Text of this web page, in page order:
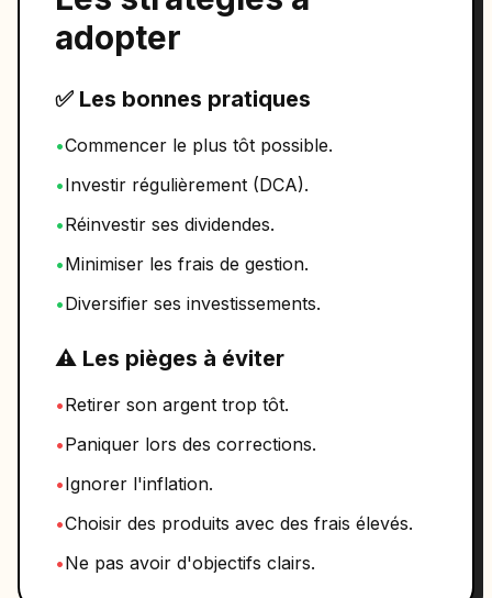
adopter
✅ Les bonnes pratiques
•Commencer le plus tôt possible.
•Investir régulièrement (DCA).
•Réinvestir ses dividendes.
•Minimiser les frais de gestion.
•Diversifier ses investissements.
⚠️ Les pièges à éviter
•Retirer son argent trop tôt.
•Paniquer lors des corrections.
•Ignorer l'inflation.
•Choisir des produits avec des frais élevés.
•Ne pas avoir d'objectifs clairs.